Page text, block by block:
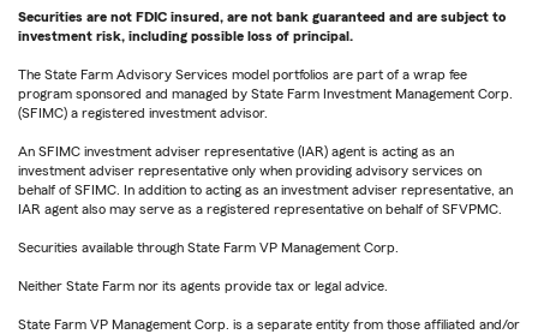
Securities are not FDIC insured, are not bank guaranteed and are subject to
investment risk, including possible loss of principal.
The State Farm Advisory Services model portfolios are part of a wrap fee
program sponsored and managed by State Farm Investment Management Corp.
(SFIMC) a registered investment advisor.
An SFIMC investment adviser representative (IAR) agent is acting as an
investment adviser representative only when providing advisory services on
behalf of SFIMC. In addition to acting as an investment adviser representative, an
IAR agent also may serve as a registered representative on behalf of SFVPMC.
Securities available through State Farm VP Management Corp.
Neither State Farm nor its agents provide tax or legal advice.
State Farm VP Management Corp. is a separate entity from those affiliated and/or